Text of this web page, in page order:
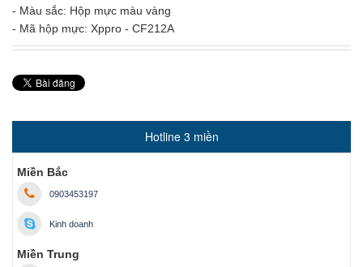
- Màu sắc: Hộp mực màu vàng
- Mã hộp mực: Xppro - CF212A
Hotline 3 miền
Miền Bắc
0903453197
Kinh doanh
Miền Trung